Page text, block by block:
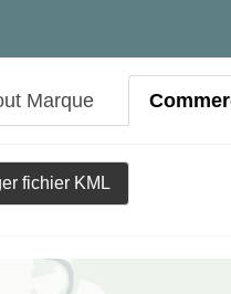
Marque
fichier KML